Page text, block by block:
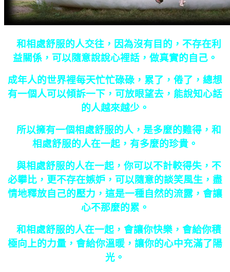
和相處舒服的人交往，因為沒有目的，不存在利
益關係，可以隨意說說心裡話，做真實的自己。
成年人的世界裡每天忙忙碌碌，累了，倦了，總想
有一個人可以傾訴一下，可放眼望去，能說知心話
的人越來越少。
所以擁有一個相處舒服的人，是多麼的難得，和
相處舒服的人在一起，有多麼的珍貴。
與相處舒服的人在一起，你可以不計較得失，不
必攀比，更不存在嫉妒，可以隨意的談笑風生，盡
情地釋放自己的壓力，這是一種自然的流露，會讓
心不那麼的累。
和相處舒服的人在一起，會讓你快樂，會給你積
極向上的力量，會給你溫暖，讓你的心中充滿了陽
光。